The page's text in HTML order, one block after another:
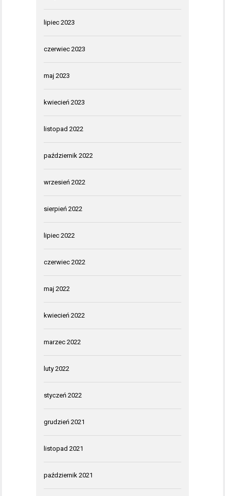
lipiec 2023
czerwiec 2023
maj 2023
kwiecień 2023
listopad 2022
październik 2022
wrzesień 2022
sierpień 2022
lipiec 2022
czerwiec 2022
maj 2022
kwiecień 2022
marzec 2022
luty 2022
styczeń 2022
grudzień 2021
listopad 2021
październik 2021